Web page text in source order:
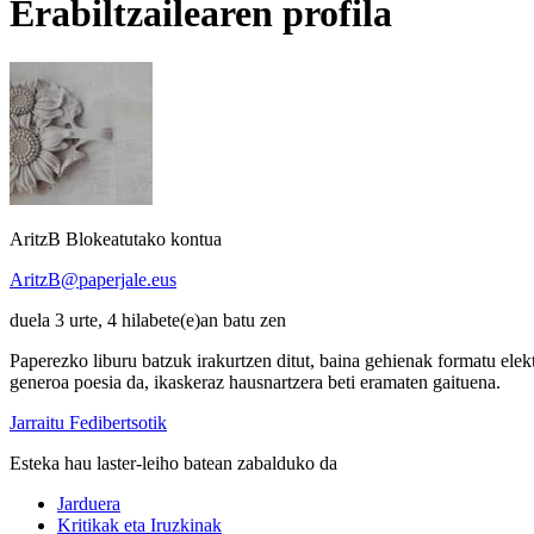
Erabiltzailearen profila
AritzB Blokeatutako kontua
AritzB@paperjale.eus
duela 3 urte, 4 hilabete(e)an batu zen
Paperezko liburu batzuk irakurtzen ditut, baina gehienak formatu
generoa poesia da, ikaskeraz hausnartzera beti eramaten gaituena.
Jarraitu Fedibertsotik
Esteka hau laster-leiho batean zabalduko da
Jarduera
Kritikak eta Iruzkinak